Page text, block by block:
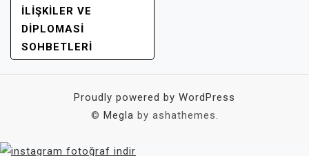
İLIŞKILER VE
DIPLOMASI
SOHBETLERI
Proudly powered by WordPress
© Megla by ashathemes.